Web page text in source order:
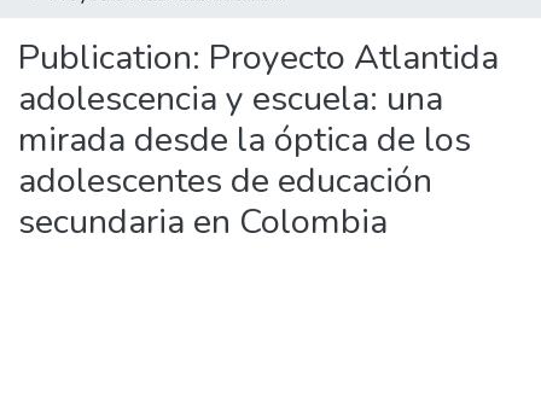
Publication: Proyecto Atlantida
adolescencia y escuela: una
mirada desde la óptica de los
adolescentes de educación
secundaria en Colombia